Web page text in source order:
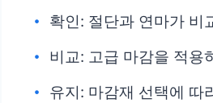
확인: 절단과 연마가 비
비교: 고급 마감을 적용
유지: 마감재 선택에 따